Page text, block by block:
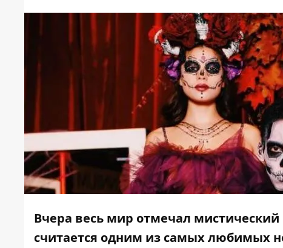
Вчера весь мир отмечал
считается одним из самых любимых